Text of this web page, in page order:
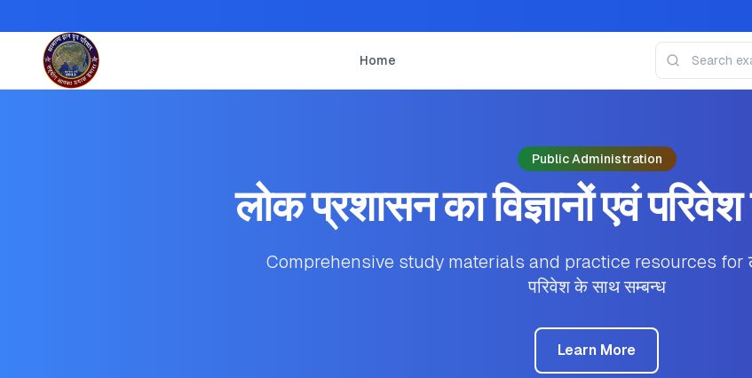
Home
Public Administration
लोक प्रशासन का विज्ञानों एवं
Comprehensive study materials and practice resources for
परिवेश के साथ सम्बन्ध
Learn More